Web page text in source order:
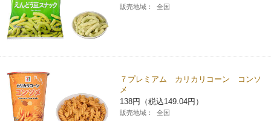
販売地域： 全国
７プレミアム カリカリコーン コンソ
メ
138円（税込149.04円）
販売地域： 全国